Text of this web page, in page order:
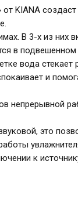
от KIANA
В 3-х из них
в
вода стекает
и
непрерывной
это
к